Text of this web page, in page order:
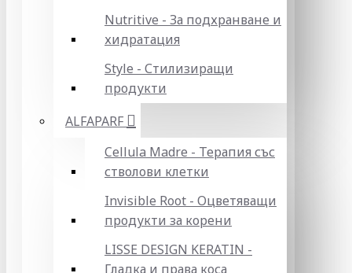
Nutritive - За подхранване и
хидратация
Style - Стилизиращи
продукти
ALFAPARF
Cellula Madre - Терапия със
стволови клетки
Invisible Root - Оцветяващи
продукти за корени
LISSE DESIGN KERATIN -
Гладка и права коса